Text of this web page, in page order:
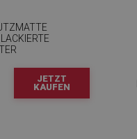
JETZT
KAUFEN